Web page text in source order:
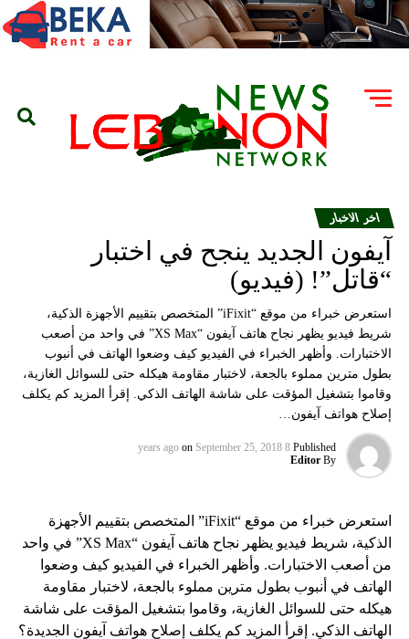
اخر الاخبار
آيفون الجديد ينجح في اختبار
“قاتل”! (فيديو)
استعرض خبراء من موقع “iFixit” المتخصص بتقييم الأجهزة الذكية،
شريط فيديو يظهر نجاح هاتف آيفون “XS Max” في واحد من أصعب
الاختبارات. وأظهر الخبراء في الفيديو كيف وضعوا الهاتف في أنبوب
بطول مترين مملوء بالجعة، لاختبار مقاومة هيكله حتى للسوائل الغازية،
وقاموا بتشغيل المؤقت على شاشة الهاتف الذكي. إقرأ المزيد كم يكلف
إصلاح هواتف آيفون…
Published
8 years ago
on September 25, 2018
By
Editor
استعرض خبراء من موقع “iFixit” المتخصص بتقييم الأجهزة
الذكية، شريط فيديو يظهر نجاح هاتف آيفون “XS Max” في واحد
من أصعب الاختبارات. وأظهر الخبراء في الفيديو كيف وضعوا
الهاتف في أنبوب بطول مترين مملوء بالجعة، لاختبار مقاومة
هيكله حتى للسوائل الغازية، وقاموا بتشغيل المؤقت على شاشة
الهاتف الذكي. إقرأ المزيد كم يكلف إصلاح هواتف آيفون الجديدة؟